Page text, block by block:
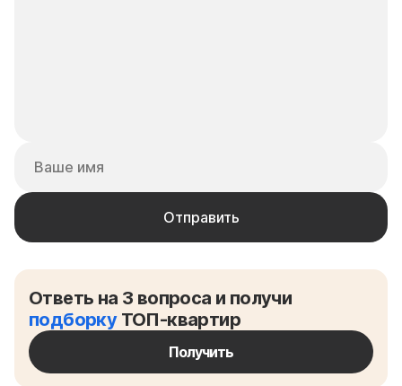
Ответь на 3 вопроса и получи
подборкуТОП-квартир
Получить